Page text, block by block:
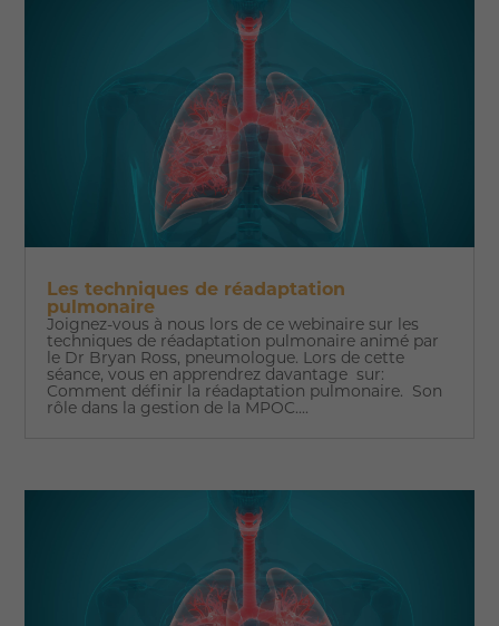
Les techniques de réadaptation
pulmonaire
Joignez-vous à nous lors de ce webinaire sur les
techniques de réadaptation pulmonaire animé par
le Dr Bryan Ross, pneumologue. Lors de cette
séance, vous en apprendrez davantage sur:
Comment définir la réadaptation pulmonaire. Son
rôle dans la gestion de la MPOC....